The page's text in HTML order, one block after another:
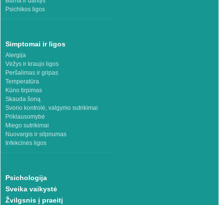
Psichikos ligos
Simptomai ir ligos
Alergija
Vėžys ir kraujo ligos
Peršalimas ir gripas
Temperatūra
Kūno tirpimas
Skauda šoną
Svorio kontrolė, valgymo sutrikimai
Priklausomybė
Miego sutrikimai
Nuovargis ir silpnumas
Infekcinės ligos
Psichologija
Sveika vaikystė
Žvilgsnis į praeitį